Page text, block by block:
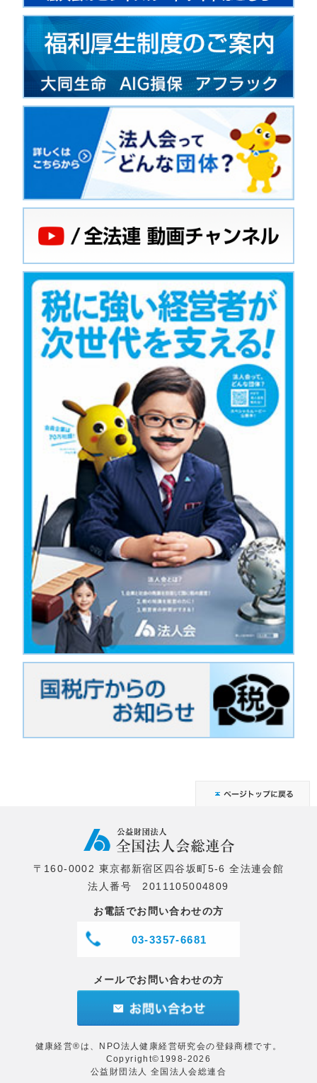
〒160-0002 東京都新宿区四谷坂町5-6 全法連会館
法人番号 2011105004809
お電話でお問い合わせの方
03-3357-6681
メールでお問い合わせの方
健康経営®は、NPO法人健康経営研究会の登録商標です。
Copyright©1998-2026
公益財団法人 全国法人会総連合